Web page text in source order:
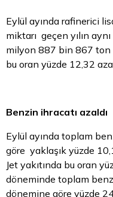
Eylül ayında rafinerici
miktarı geçen yılın
milyon 887 bin 867 ton
bu oran yüzde 12,32
Benzin ihracatı azaldı
Eylül ayında toplam
göre yaklaşık yüzde
Jet yakıtında bu oran
döneminde toplam
dönemine göre yüzde